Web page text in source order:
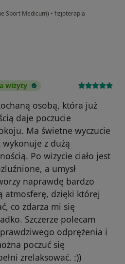
Sport Medicum) • fizjoterapia
wizyty
osobą, która już
daje poczucie
Ma świetne wyczucie
wykonuje z dużą
Po wizycie ciało jest
a umysł
naprawdę bardzo
atmosferę, dzięki której
co zdarza mi się
Szczerze polecam
odprężenia i
poczuć się
zrelaksować. :))